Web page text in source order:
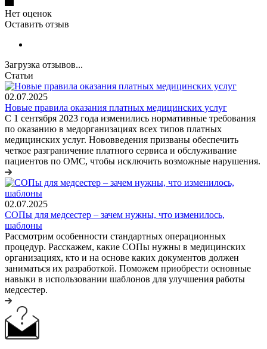
Нет оценок
Оставить отзыв
Загрузка отзывов...
Статьи
02.07.2025
Новые правила оказания платных медицинских услуг
С 1 сентября 2023 года изменились нормативные требования
по оказанию в медорганизациях всех типов платных
медицинских услуг. Нововведения призваны обеспечить
четкое разграничение платного сервиса и обслуживание
пациентов по ОМС, чтобы исключить возможные нарушения.
02.07.2025
СОПы для медсестер – зачем нужны, что изменилось,
шаблоны
Рассмотрим особенности стандартных операционных
процедур. Расскажем, какие СОПы нужны в медицинских
организациях, кто и на основе каких документов должен
заниматься их разработкой. Поможем приобрести основные
навыки в использовании шаблонов для улучшения работы
медсестер.